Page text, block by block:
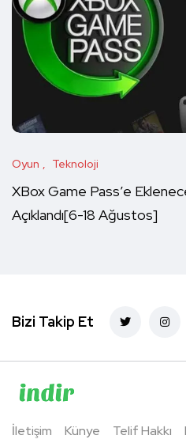
Oyun Teknoloji
XBox Game Pass’e
Açıklandı[6-18 Ağustos]
Bizi Takip Et
İletişim Künye Telif Hakkı